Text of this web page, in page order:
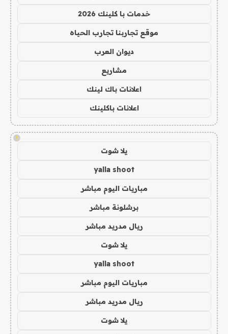
خدمات با كلينك 2026
موقع تجاربنا تجارب الحياه
ديوان العرب
مشاريع
اعلانات باك لينك
اعلانات باكلينك
!
يلا شوت
yalla shoot
مباريات اليوم مباشر
برشلونة مباشر
ريال مدريد مباشر
يلا شوت
yalla shoot
مباريات اليوم مباشر
ريال مدريد مباشر
يلا شوت